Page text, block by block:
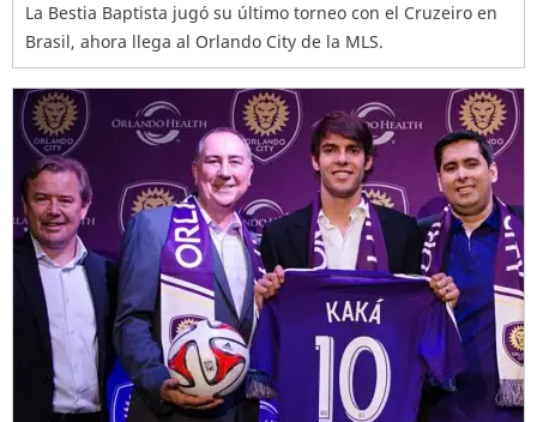
La Bestia Baptista jugó su último torneo con el Cruzeiro en
Brasil, ahora llega al Orlando City de la MLS.